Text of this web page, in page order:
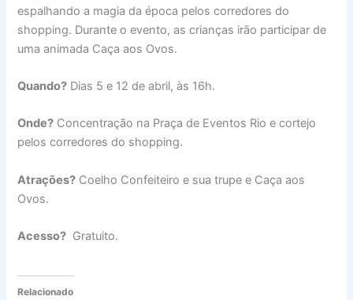
espalhando a magia da época pelos corredores do
shopping. Durante o evento, as crianças irão participar de
uma animada Caça aos Ovos.
Quando? Dias 5 e 12 de abril, às 16h.
Onde? Concentração na Praça de Eventos Rio e cortejo
pelos corredores do shopping.
Atrações? Coelho Confeiteiro e sua trupe e Caça aos
Ovos.
Acesso? Gratuito.
Relacionado